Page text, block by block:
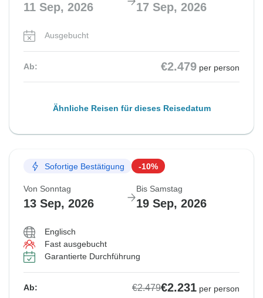
11 Sep, 2026 17 Sep, 2026
Ausgebucht
Ab: €2.479 per person
Ähnliche Reisen für dieses Reisedatum
Sofortige Bestätigung -10%
Von Sonntag
13 Sep, 2026
Bis Samstag
19 Sep, 2026
Englisch
Fast ausgebucht
Garantierte Durchführung
Ab: €2.479€2.231 per person